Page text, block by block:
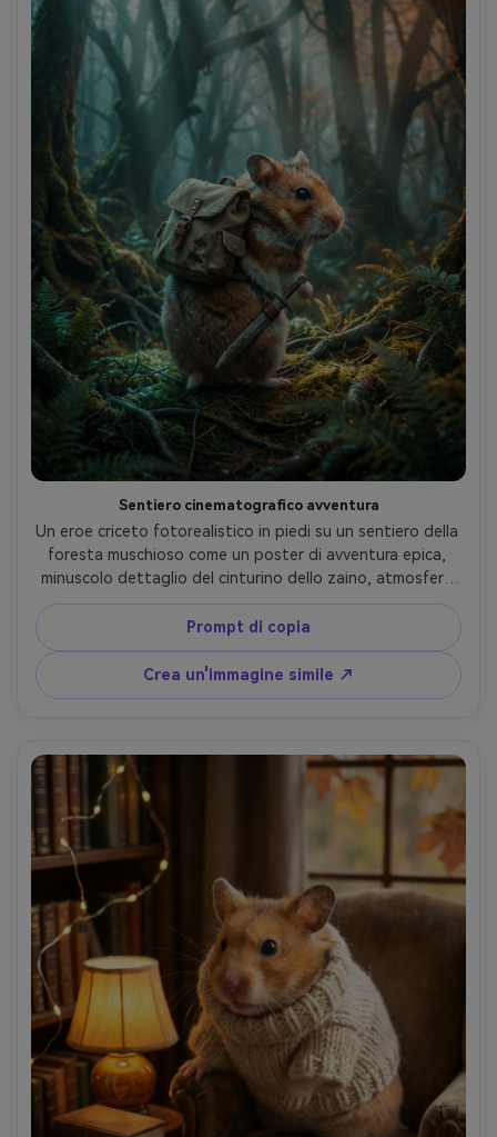
Sentiero cinematografico avventura
Un eroe criceto fotorealistico in piedi su un sentiero della
foresta muschioso come un poster di avventura epica,
minuscolo dettaglio del cinturino dello zaino, atmosfera
nebbiosa del mattino, raggi di luce volumetrici attraverso
gli alberi, scatto a basso angolo per una scala
drammatica, scattato su Sony A7S III 35mm f/1.8,
cinematografico verde-arancione grado, pelliccia ultra-
dettagliata, occhi acuti- -ar 4:5
Prompt di copia
Crea un'immagine simile ↗